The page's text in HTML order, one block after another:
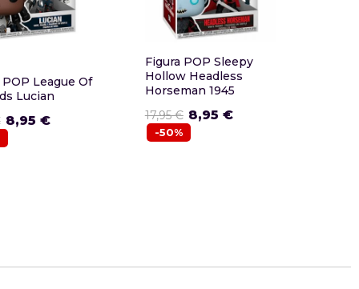
League Of
Lucian
8,95 €
Figura POP Sleepy
Hollow Headless
Horseman 1945
17,95 € 8,95 €
-50%